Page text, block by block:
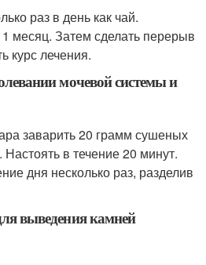
раз в день как чай.
месяц. Затем сделать перерыв
курс лечения.
мочевой системы и
заварить 20 грамм сушеных
в течение 20 минут.
дня несколько раз, разделив
выведения камней